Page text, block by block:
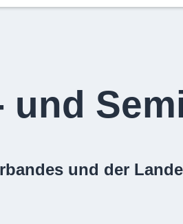
und
und der